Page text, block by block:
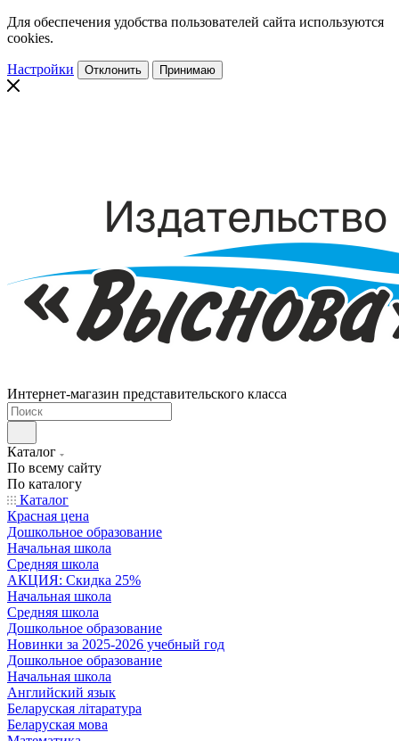
Для обеспечения удобства пользователей сайта используются
cookies.
Настройки Отклонить Принимаю
Интернет-магазин представительского класса
Каталог
По всему сайту
По каталогу
Каталог
Красная цена
Дошкольное образование
Начальная школа
Средняя школа
АКЦИЯ: Скидка 25%
Начальная школа
Средняя школа
Дошкольное образование
Новинки за 2025-2026 учебный год
Дошкольное образование
Начальная школа
Английский язык
Беларуская літаратура
Беларуская мова